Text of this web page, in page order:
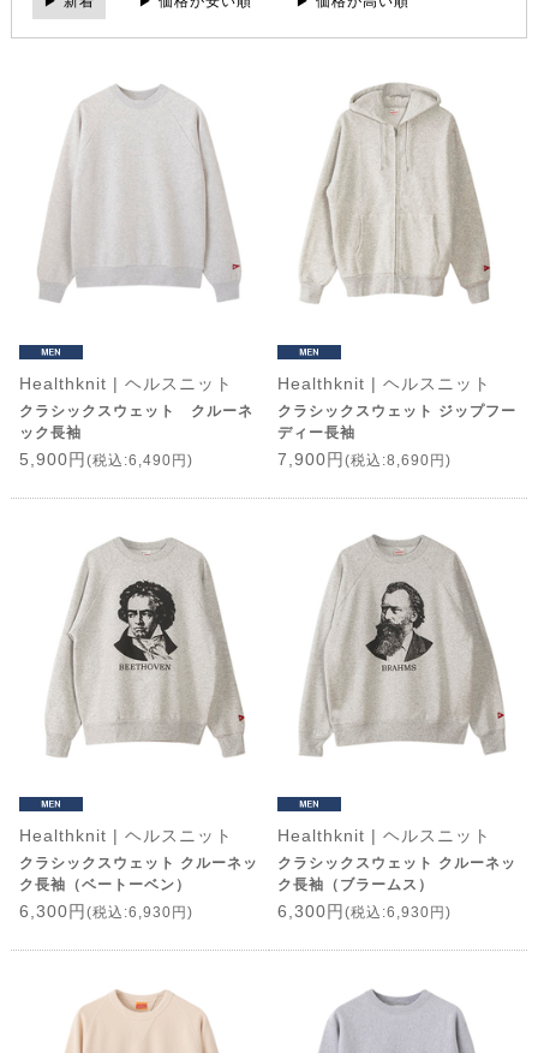
Healthknit | ヘルスニット
クラシックスウェット クルーネ
ック長袖
5,900円 (税込:6,490円)
Healthknit | ヘルスニット
クラシックスウェット ジップフー
ディー長袖
7,900円 (税込:8,690円)
Healthknit | ヘルスニット
クラシックスウェット クルーネッ
ク長袖（ベートーベン）
6,300円 (税込:6,930円)
Healthknit | ヘルスニット
クラシックスウェット クルーネッ
ク長袖（ブラームス）
6,300円 (税込:6,930円)